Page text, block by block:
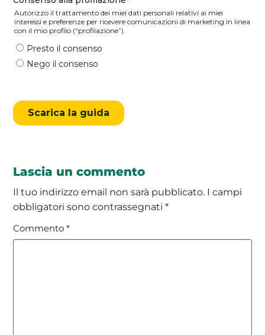
Lascia un commento
Il tuo indirizzo email non sarà pubblicato. I campi
obbligatori sono contrassegnati*
Commento*